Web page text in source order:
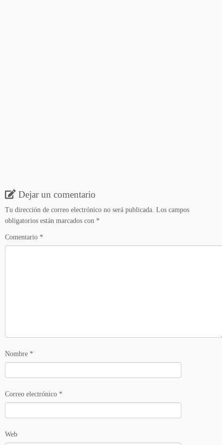
Dejar un comentario
Tu dirección de correo electrónico no será publicada. Los campos
obligatorios están marcados con *
Comentario *
Nombre *
Correo electrónico *
Web